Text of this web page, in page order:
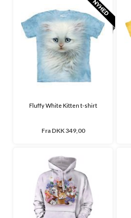
Fluffy White Kitten t-shirt
Fra DKK 349,00